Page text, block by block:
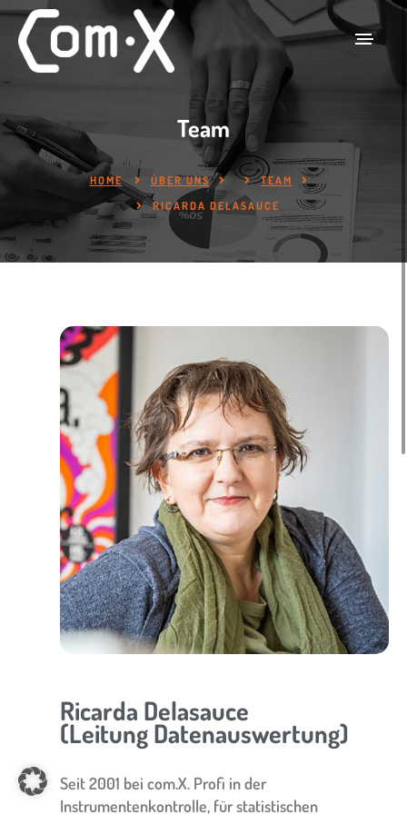
Team
HOME ÜBER UNS
TEAM
RICARDA DELASAUCE
Ricarda Delasauce
(Leitung Datenauswertung)
Seit 2001 bei com.X. Profi in der
Instrumentenkontrolle, für statistischen